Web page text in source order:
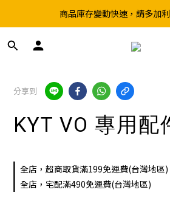
超取滿199、宅配滿490
商品庫存變動快速，請多加
前往實體店選購商品前，請
分享到
KYT VO 專用配
全店，超商取貨滿199免運費(台灣地區)
全店，宅配滿490免運費(台灣地區)